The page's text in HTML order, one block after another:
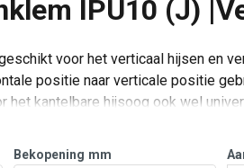
IPU10 (J)
voor het verticaal hijsen en
positie naar verticale positie
het kantelbare hijsoog ook wel
Bekopening mm